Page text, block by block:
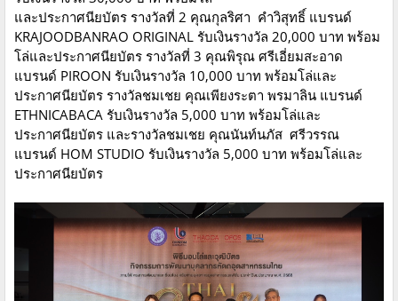
และประกาศนียบัตร รางวัลที่ 2 คุณกุลริศา คำวิสุทธิ์ แบรนด์
KRAJOODBANRAO ORIGINAL รับเงินรางวัล 20,000 บาท พร้อม
โล่และประกาศนียบัตร รางวัลที่ 3 คุณพิรุณ ศรีเอี่ยมสะอาด
แบรนด์ PIROON รับเงินรางวัล 10,000 บาท พร้อมโล่และ
ประกาศนียบัตร รางวัลชมเชย คุณเพียงระตา พรมาลิน แบรนด์
ETHNICABACA รับเงินรางวัล 5,000 บาท พร้อมโล่และ
ประกาศนียบัตร และรางวัลชมเชย คุณนันท์นภัส ศรีวรรณ
แบรนด์ HOM STUDIO รับเงินรางวัล 5,000 บาท พร้อมโล่และ
ประกาศนียบัตร